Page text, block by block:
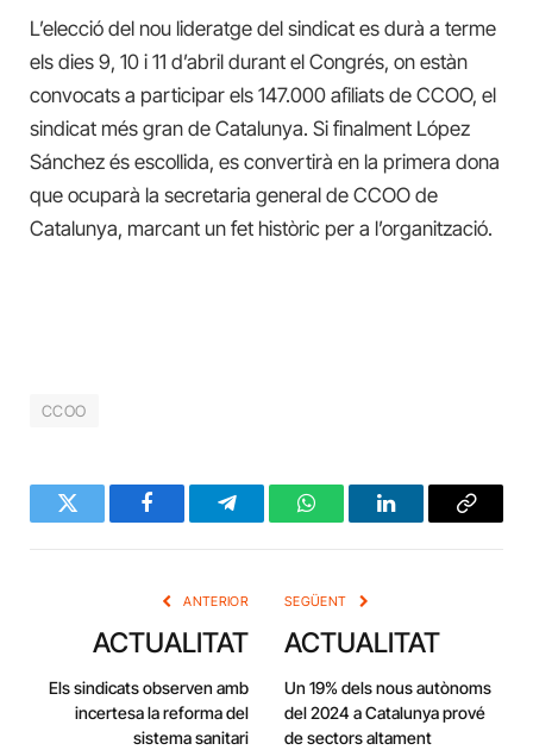
L’elecció del nou lideratge del sindicat es durà a terme
els dies 9, 10 i 11 d’abril durant el Congrés, on estàn
convocats a participar els 147.000 afiliats de CCOO, el
sindicat més gran de Catalunya. Si finalment López
Sánchez és escollida, es convertirà en la primera dona
que ocuparà la secretaria general de CCOO de
Catalunya, marcant un fet històric per a l’organització.
CCOO
Twitter FacebookTelegramWhatsAppLinkedInCopy
ANTERIOR
ACTUALITAT
Els sindicats observen amb
incertesa la reforma del
sistema sanitari
SEGÜENT
ACTUALITAT
Un 19% dels nous autònoms
del 2024 a Catalunya prové
de sectors altament